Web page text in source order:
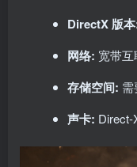
DirectX 版
网络: 宽带
存储空间:
声卡: Direct-